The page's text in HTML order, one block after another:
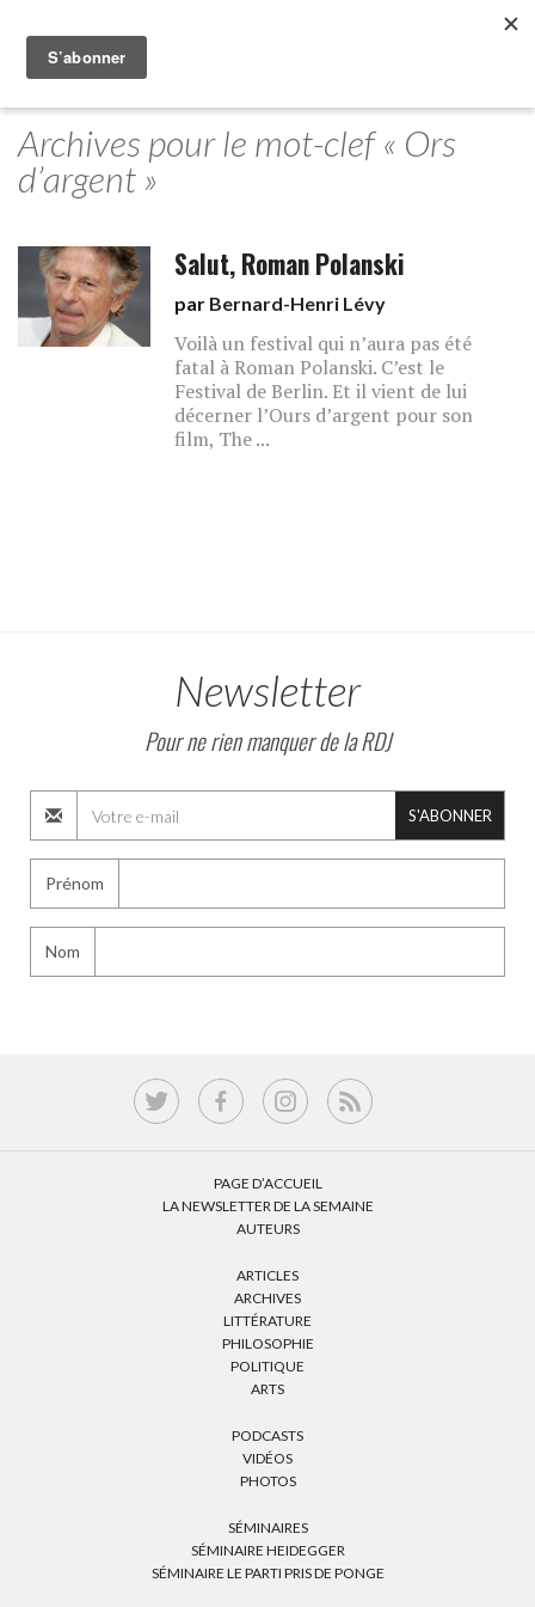
Archives pour le mot-clef « Ors
d’argent »
Salut, Roman Polanski
par Bernard-Henri Lévy
Voilà un festival qui n’aura pas été
fatal à Roman Polanski. C’est le
Festival de Berlin. Et il vient de lui
décerner l’Ours d’argent pour son
film, The ...
Newsletter
Pour ne rien manquer de la RDJ
S'ABONNER
Prénom
Nom
PAGE D’ACCUEIL
LA NEWSLETTER DE LA SEMAINE
AUTEURS
ARTICLES
ARCHIVES
LITTÉRATURE
PHILOSOPHIE
POLITIQUE
ARTS
PODCASTS
VIDÉOS
PHOTOS
SÉMINAIRES
SÉMINAIRE HEIDEGGER
SÉMINAIRE LE PARTI PRIS DE PONGE